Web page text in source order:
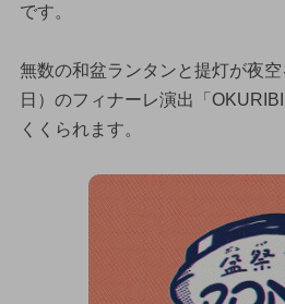
です。
無数の和盆ランタンと提灯が夜
日）のフィナーレ演出「
くくられます。